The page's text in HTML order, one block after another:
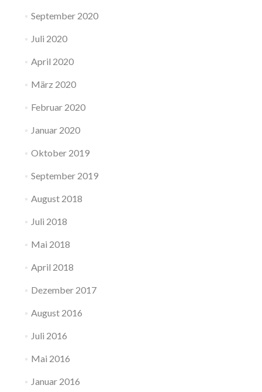
September 2020
Juli 2020
April 2020
März 2020
Februar 2020
Januar 2020
Oktober 2019
September 2019
August 2018
Juli 2018
Mai 2018
April 2018
Dezember 2017
August 2016
Juli 2016
Mai 2016
Januar 2016